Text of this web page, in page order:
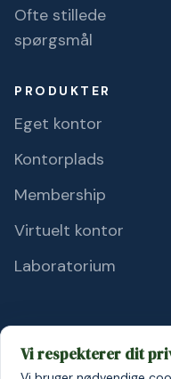
Ofte stillede
spørgsmål
PRODUKTER
Eget kontor
Kontorplads
Membership
Virtuelt kontor
Laboratorium
Vi respekterer dit